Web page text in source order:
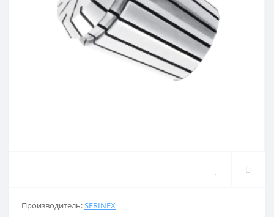
Производитель:SERINEX